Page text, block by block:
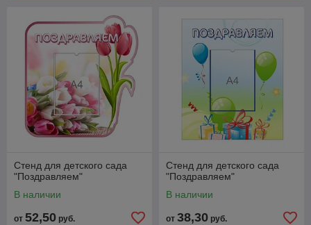
Стенд для детского сада
"Поздравляем"
В наличии
от 52,50 руб.
Стенд для детского сада
"Поздравляем"
В наличии
от 38,30 руб.